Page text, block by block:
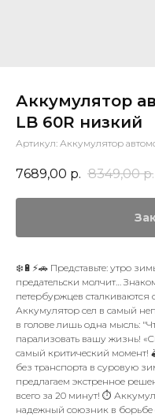
Аккумулятор
LB 60R низкий
Артикул: Аккумулятор
7689,00 р. 8349,00 р.
❄️🔋⚡🚗 Представьте: утро
предательски молчит…
петербуржцев
Аккумулятор сел в самый
в голове лишь одна мысль:
парализовать вашу жизнь!
самый критический момент!
без транспорта в суровую
предлагаем экстренное
всего за 20 минут! ⏱️
надежный союзник в борьбе